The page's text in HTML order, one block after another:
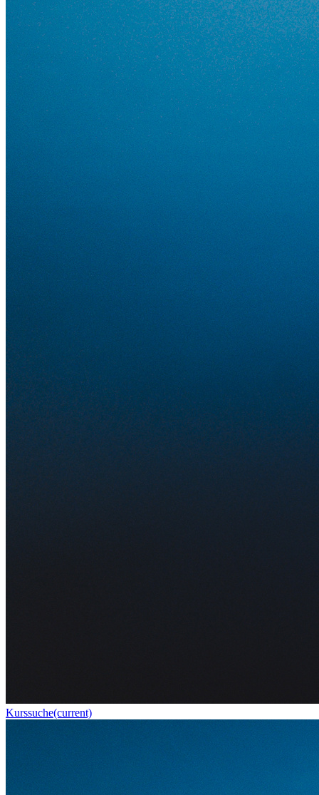
Kurssuche(current)